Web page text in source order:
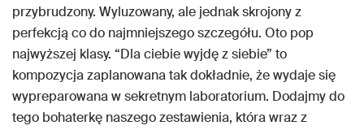
przybrudzony. Wyluzowany, ale jednak skrojony z
perfekcją co do najmniejszego szczegółu. Oto pop
najwyższej klasy. “Dla ciebie wyjdę z siebie” to
kompozycja zaplanowana tak dokładnie, że wydaje się
wypreparowana w sekretnym laboratorium. Dodajmy do
tego bohaterkę naszego zestawienia, która wraz z